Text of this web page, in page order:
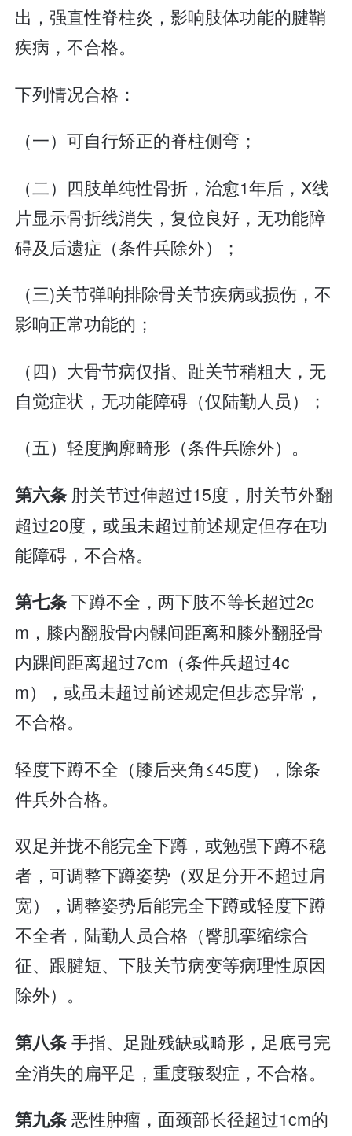
出，强直性脊柱炎，影响肢体功能的腱鞘
疾病，不合格。
下列情况合格：
（一）可自行矫正的脊柱侧弯；
（二）四肢单纯性骨折，治愈1年后，X线
片显示骨折线消失，复位良好，无功能障
碍及后遗症（条件兵除外）；
（三)关节弹响排除骨关节疾病或损伤，不
影响正常功能的；
（四）大骨节病仅指、趾关节稍粗大，无
自觉症状，无功能障碍（仅陆勤人员）；
（五）轻度胸廓畸形（条件兵除外）。
第六条 肘关节过伸超过15度，肘关节外翻
超过20度，或虽未超过前述规定但存在功
能障碍，不合格。
第七条下蹲不全，两下肢不等长超过2c
m，膝内翻股骨内髁间距离和膝外翻胫骨
内踝间距离超过7cm（条件兵超过4c
m），或虽未超过前述规定但步态异常，
不合格。
轻度下蹲不全（膝后夹角≤45度），除条
件兵外合格。
双足并拢不能完全下蹲，或勉强下蹲不稳
者，可调整下蹲姿势（双足分开不超过肩
宽），调整姿势后能完全下蹲或轻度下蹲
不全者，陆勤人员合格（臀肌挛缩综合
征、跟腱短、下肢关节病变等病理性原因
除外）。
第八条手指、足趾残缺或畸形，足底弓完
全消失的扁平足，重度皲裂症，不合格。
第九条恶性肿瘤，面颈部长径超过1cm的